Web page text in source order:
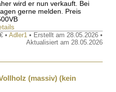
wird er nun verkauft. Bei
gerne melden. Preis
• Adler1 • Erstellt am 28.05.2026 •
Aktualisiert am 28.05.2026
(massiv) (kein